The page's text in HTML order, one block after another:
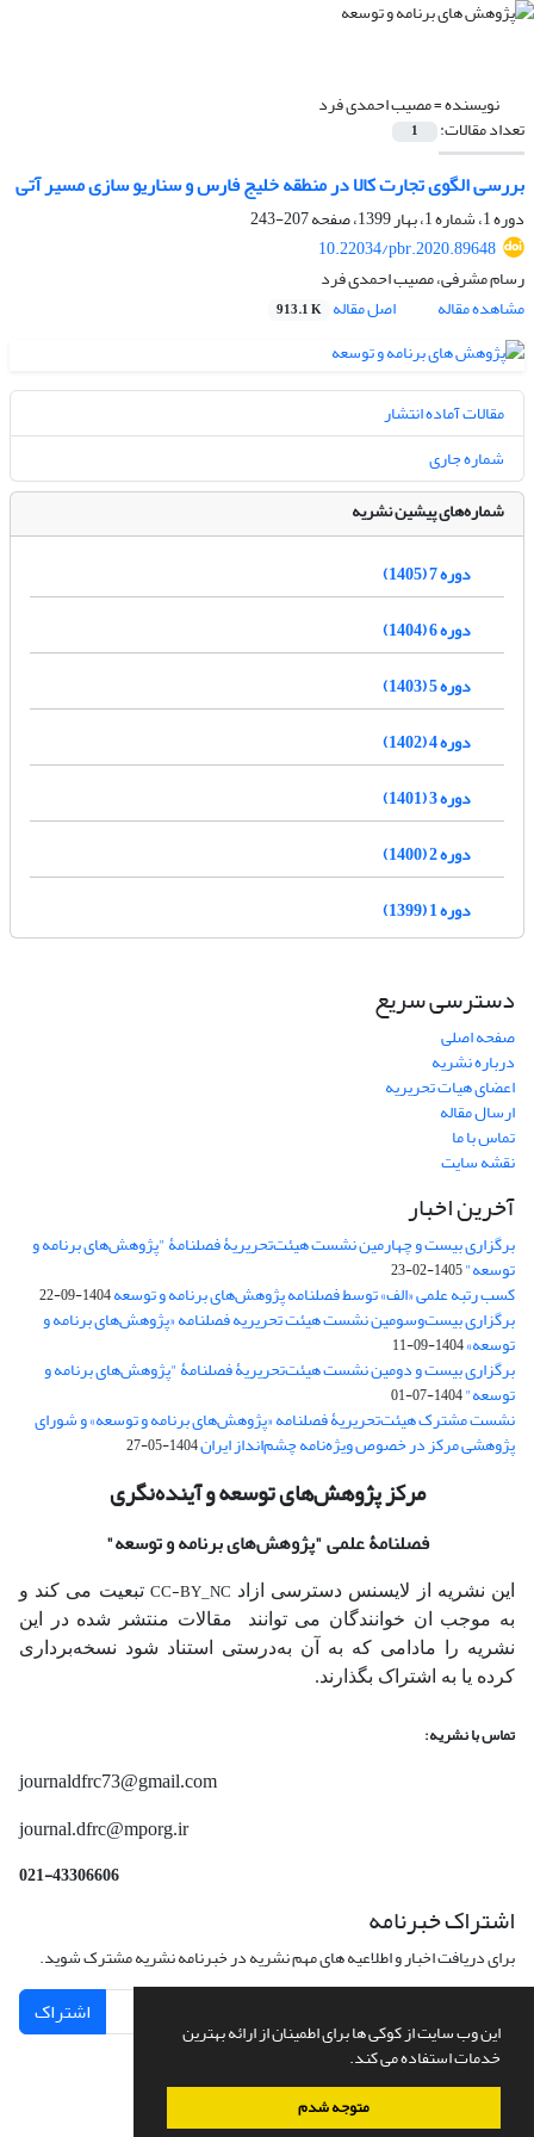
این وب سایت از کوکی ها برای اطمینان از ارائه بهترین
خدمات استفاده می کند.
متوجه شدم
نویسنده =مصیب احمدی فرد
تعداد مقالات: 1
بررسی الگوی تجارت کالا در منطقه خلیج فارس و سناریو سازی مسیر آتی
دوره 1، شماره 1، بهار 1399، صفحه
207-243
10.22034/pbr.2020.89648
رسام مشرفی، مصیب احمدی فرد
مشاهده مقاله
اصل مقاله 913.1 K
مقالات آماده انتشار
شماره جاری
شماره‌های پیشین نشریه
دوره 7 (1405)
دوره 6 (1404)
دوره 5 (1403)
دوره 4 (1402)
دوره 3 (1401)
دوره 2 (1400)
دوره 1 (1399)
دسترسی سریع
صفحه اصلی
درباره نشریه
اعضای هیات تحریریه
ارسال مقاله
تماس با ما
نقشه سایت
آخرین اخبار
برگزاری بیست و چهارمین نشست هیئت‌تحریریۀ فصلنامۀ "پژوهش‌های برنامه و
توسعه"1405-02-23
کسب رتبه علمی «الف» توسط فصلنامه پژوهش‌های برنامه و توسعه1404-09-22
برگزاری بیست‌وسومین نشست هیئت‌ تحریریه فصلنامه «پژوهش‌های برنامه و
توسعه»1404-09-11
برگزاری بیست و دومین نشست هیئت‌تحریریۀ فصلنامۀ "پژوهش‌های برنامه و
توسعه"1404-07-01
نشست مشترک هیئت‌تحریریۀ فصلنامه «پژوهش‌های برنامه و توسعه» و شورای
پژوهشی مرکز در خصوص ویژه‌نامه چشم‌انداز ایران1404-05-27
مرکز پژوهش‌های توسعه و آینده‌نگری
فصلنامۀ علمی"پژوهش‌های برنامه و توسعه"
این نشریه از لایسنس دسترسی ازاد CC-BY_NC تبعیت می کند و
به موجب ان خوانندگان می توانند مقالات منتشر شده در این
نشریه را مادامی که به آن‌ به‌درستی استناد شود نسخه‌برداری
کرده یا به اشتراک بگذارند.
تماس با نشریه:
journaldfrc73@gmail.com
journal.dfrc@mporg.ir
021-43306606
اشتراک خبرنامه
برای دریافت اخبار و اطلاعیه های مهم نشریه در خبرنامه نشریه مشترک شوید.
اشتراک
سامانه مدیریت نشریات علمی.طراحی و پیاده سازی ازسیناوب